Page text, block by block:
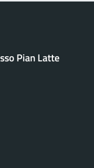
Pian Latte